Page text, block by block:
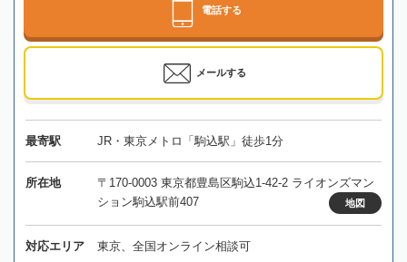
電話する
メールする
最寄駅 JR・東京メトロ「駒込駅」徒歩1分
所在地
〒170-0003 東京都豊島区駒込1-42-2 ライオンズマン
ション駒込駅前407
地図
対応エリア 東京、全国オンライン相談可